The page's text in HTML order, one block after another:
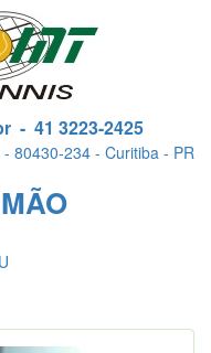
- 41 3223-2425
80430-234 - Curitiba - PR